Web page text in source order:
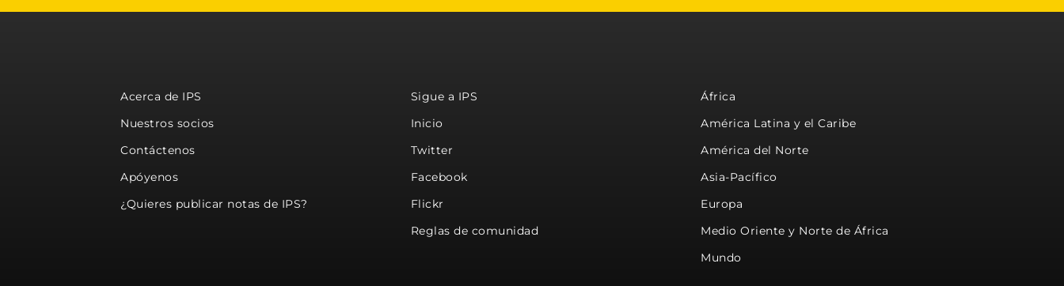
Acerca de IPS
Nuestros socios
Contáctenos
Apóyenos
¿Quieres publicar notas de IPS?
Sigue a IPS
Inicio
Twitter
Facebook
Flickr
Reglas de comunidad
África
América Latina y el Caribe
América del Norte
Asia-Pacífico
Europa
Medio Oriente y Norte de África
Mundo